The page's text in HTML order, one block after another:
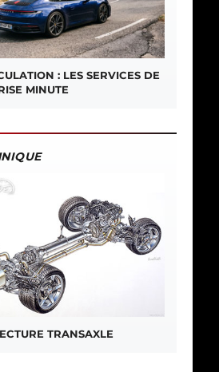
: LES SERVICES DE
MINUTE
TRANSAXLE